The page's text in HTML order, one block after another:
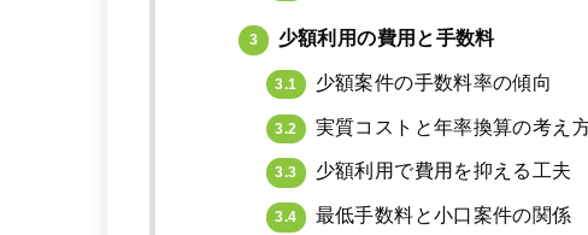
3 少額利用の費用と手数料
3.1 少額案件の手数料率の傾向
3.2 実質コストと年率換算の考え
3.3 少額利用で費用を抑える工夫
3.4 最低手数料と小口案件の関係